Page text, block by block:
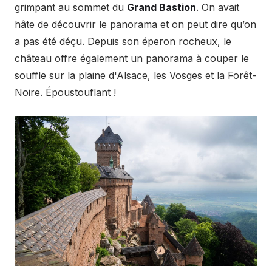
grimpant au sommet du Grand Bastion. On avait
hâte de découvrir le panorama et on peut dire qu’on
a pas été déçu. Depuis son éperon rocheux, le
château offre également un panorama à couper le
souffle sur la plaine d'Alsace, les Vosges et la Forêt-
Noire. Époustouflant !